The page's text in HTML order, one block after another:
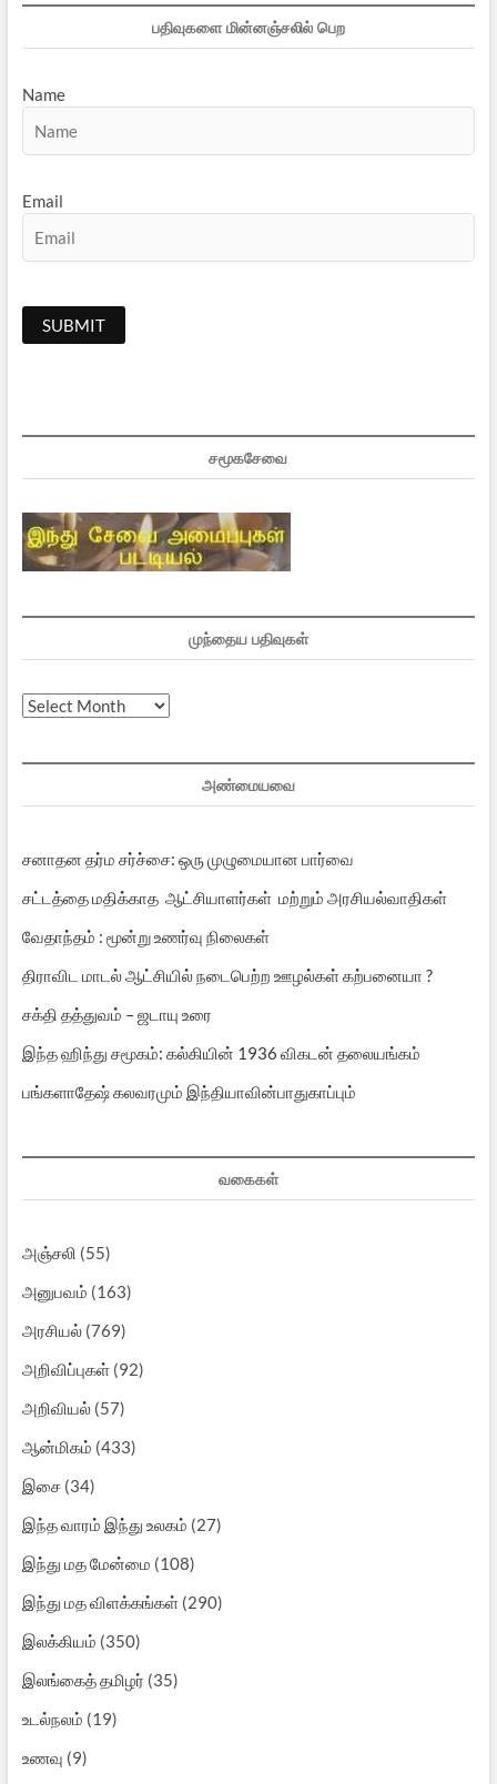
பதிவுகளை மின்னஞ்சலில் பெற
Name
Email
சமூகசேவை
முந்தைய பதிவுகள்
முந்தைய
அண்மையவை
சனாதன தர்ம சர்ச்சை: ஒரு முழுமையான பார்வை
சட்டத்தை மதிக்காத ஆட்சியாளர்கள் மற்றும் அரசியல்வாதிகள்
வேதாந்தம் : மூன்று உணர்வு நிலைகள்
திராவிட மாடல் ஆட்சியில் நடைபெற்ற ஊழல்கள் கற்பனையா ?
சக்தி தத்துவம் – ஜடாயு உரை
இந்த ஹிந்து சமூகம்: கல்கியின் 1936 விகடன் தலையங்கம்
பங்களாதேஷ் கலவரமும் இந்தியாவின்பாதுகாப்பும்
வகைகள்
அஞ்சலி (55)
அனுபவம் (163)
அரசியல்(769)
அறிவிப்புகள்(92)
அறிவியல்(57)
ஆன்மிகம் (433)
இசை(34)
இந்த வாரம் இந்து உலகம் (27)
இந்து மத மேன்மை (108)
இந்து மத விளக்கங்கள்(290)
இலக்கியம் (350)
இலங்கைத் தமிழர் (35)
உடல்நலம் (19)
உணவு (9)